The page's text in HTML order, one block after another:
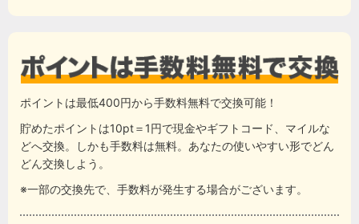
ポイントは最低400円から手数料無料で交換可能！
貯めたポイントは10pt＝1円で現金やギフトコード、マイルな
どへ交換。しかも手数料は無料。あなたの使いやすい形でどん
どん交換しよう。
※一部の交換先で、手数料が発生する場合がございます。